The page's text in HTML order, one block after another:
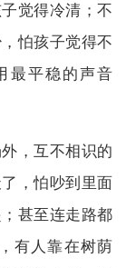
觉得冷清；不
怕孩子觉得不
最平稳的声音
，互不相识的
，怕吵到里面
甚至连走路都
有人靠在树荫